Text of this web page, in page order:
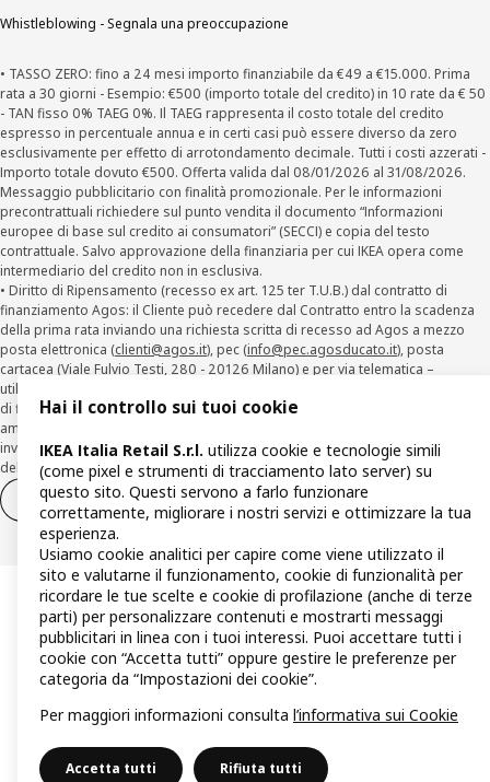
Whistleblowing - Segnala una preoccupazione
• TASSO ZERO: fino a 24 mesi importo finanziabile da €49 a €15.000. Prima
rata a 30 giorni - Esempio: €500 (importo totale del credito) in 10 rate da € 50
- TAN fisso 0% TAEG 0%. Il TAEG rappresenta il costo totale del credito
espresso in percentuale annua e in certi casi può essere diverso da zero
esclusivamente per effetto di arrotondamento decimale. Tutti i costi azzerati -
Importo totale dovuto €500. Offerta valida dal 08/01/2026 al 31/08/2026.
Messaggio pubblicitario con finalità promozionale. Per le informazioni
precontrattuali richiedere sul punto vendita il documento “Informazioni
europee di base sul credito ai consumatori” (SECCI) e copia del testo
contrattuale. Salvo approvazione della finanziaria per cui IKEA opera come
intermediario del credito non in esclusiva.
• Diritto di Ripensamento (recesso ex art. 125 ter T.U.B.) dal contratto di
finanziamento Agos: il Cliente può recedere dal Contratto entro la scadenza
della prima rata inviando una richiesta scritta di recesso ad Agos a mezzo
posta elettronica (clienti@agos.it), pec (info@pec.agosducato.it), posta
cartacea (Viale Fulvio Testi, 280 - 20126 Milano) e per via telematica –
utilizzando la funzionalità sul sito
di finanziamento effettuate con canali a distanza. In caso di pre-
ammortamento, la comunicazione di recesso da parte del Cliente deve essere
inviata, con le modalità di cui sopra entro 30 giorni dalla data di accettazione
della richiesta di finanziamento.
Diritto di recesso
Diritto di recesso per i servizi
Hai il controllo sui tuoi cookie
IKEA Italia Retail S.r.l. utilizza cookie e tecnologie simili
(come pixel e strumenti di tracciamento lato server) su
questo sito. Questi servono a farlo funzionare
correttamente, migliorare i nostri servizi e ottimizzare la tua
esperienza.
Usiamo cookie analitici per capire come viene utilizzato il
sito e valutarne il funzionamento, cookie di funzionalità per
ricordare le tue scelte e cookie di profilazione (anche di terze
parti) per personalizzare contenuti e mostrarti messaggi
pubblicitari in linea con i tuoi interessi. Puoi accettare tutti i
cookie con “Accetta tutti” oppure gestire le preferenze per
categoria da “Impostazioni dei cookie”.
Per maggiori informazioni consulta l’informativa sui Cookie
Accetta tutti Rifiuta tutti